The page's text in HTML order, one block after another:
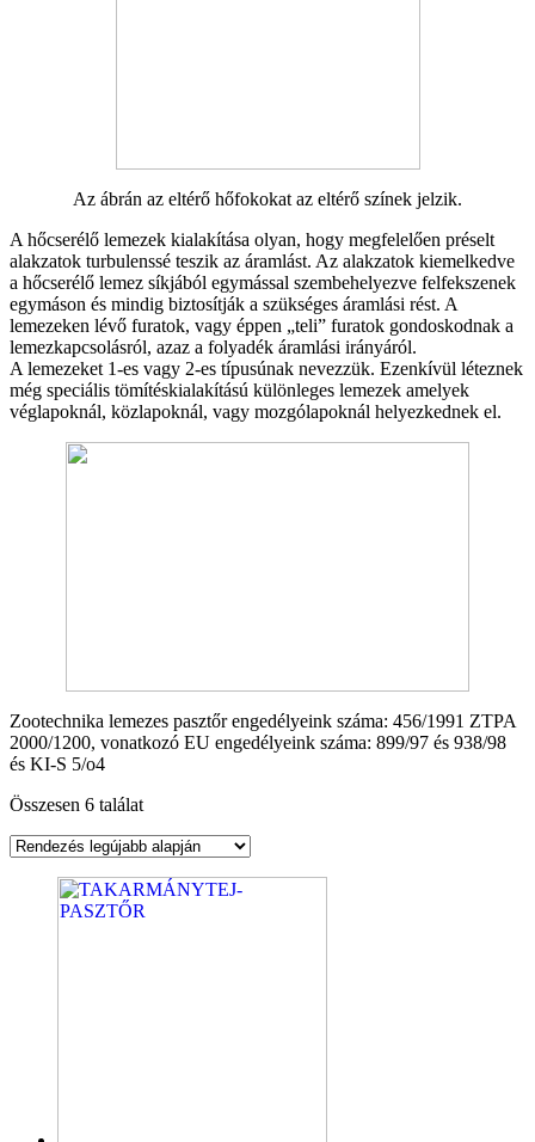
Az ábrán az eltérő hőfokokat az eltérő színek jelzik.
A hőcserélő lemezek kialakítása olyan, hogy megfelelően préselt
alakzatok turbulenssé teszik az áramlást. Az alakzatok kiemelkedve
a hőcserélő lemez síkjából egymással szembehelyezve felfekszenek
egymáson és mindig biztosítják a szükséges áramlási rést. A
lemezeken lévő furatok, vagy éppen „teli” furatok gondoskodnak a
lemezkapcsolásról, azaz a folyadék áramlási irányáról.
A lemezeket 1-es vagy 2-es típusúnak nevezzük. Ezenkívül léteznek
még speciális tömítéskialakítású különleges lemezek amelyek
véglapoknál, közlapoknál, vagy mozgólapoknál helyezkednek el.
Zootechnika lemezes pasztőr engedélyeink száma: 456/1991 ZTPA
2000/1200, vonatkozó EU engedélyeink száma: 899/97 és 938/98
és KI-S 5/o4
Összesen 6 találat